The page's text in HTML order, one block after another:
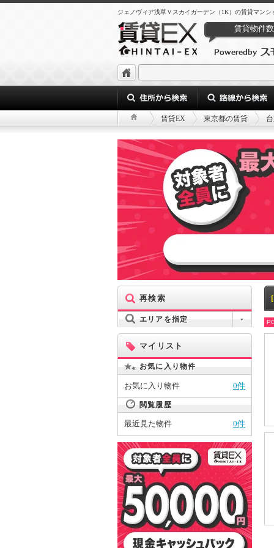
ジェノヴィア浅草Ｖスカイガーデン（1K）の賃貸マンシ
賃貸物件数
賃貸EX 東京都の賃貸
再検索
エリアを指定
マイリスト
お気に入り物件
お気に入り物件 0件
閲覧履歴
最近見た物件 0件